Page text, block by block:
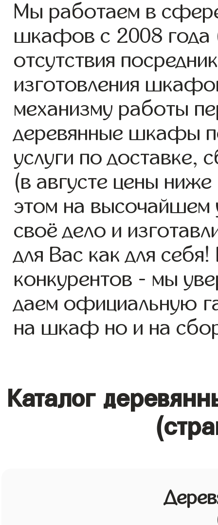
Мы работаем в
шкафов с 2008 года
отсутствия
изготовления
механизму работы
деревянные шкафы
услуги по доставке,
(в августе цены
этом на
своё дело и
для Вас как для
конкурентов - мы
даем официальную
на шкаф но и на
Каталог